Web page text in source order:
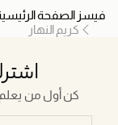
فيسز الصفحة
كريم النهار
كن أول من يعلم